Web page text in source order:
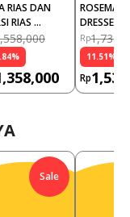
RIAS DAN
RIAS
%
DRESSER
Rp
11.51%
Rp
Sale